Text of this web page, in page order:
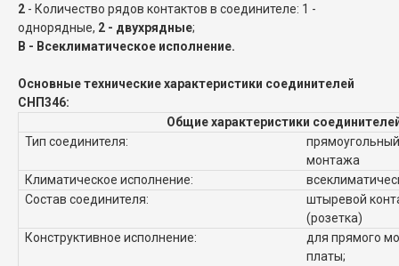
2 - Количество рядов контактов в соединителе: 1 -
однорядные, 2 - двухрядные;
В - Всеклиматическое исполнение.
Основные технические характеристики соединителей
СНП346:
Общие характеристики
Тип соединителя:
монтажа
Климатическое исполнение:
Состав соединителя:
штыревой
(розетка)
Конструктивное исполнение:
для прямого
платы;